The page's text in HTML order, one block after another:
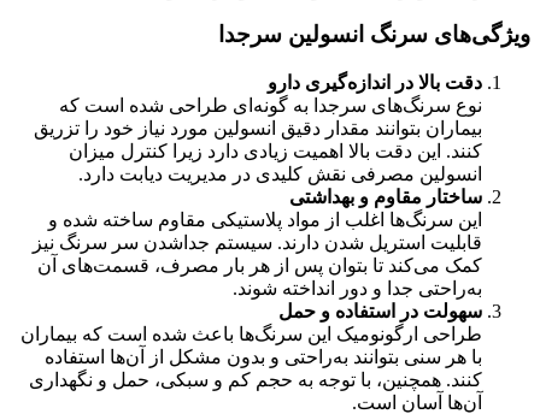
ویژگی‌های سرنگ انسولین سرجدا
دقت بالا در اندازه‌گیری دارو
نوع سرنگ‌های سرجدا به گونه‌ای طراحی شده است که
بیماران بتوانند مقدار دقیق انسولین مورد نیاز خود را تزریق
کنند. این دقت بالا اهمیت زیادی دارد زیرا کنترل میزان
انسولین مصرفی نقش کلیدی در مدیریت دیابت دارد.
ساختار مقاوم و بهداشتی
این سرنگ‌ها اغلب از مواد پلاستیکی مقاوم ساخته شده و
قابلیت استریل شدن دارند. سیستم جداشدن سر سرنگ نیز
کمک می‌کند تا بتوان پس از هر بار مصرف، قسمت‌های آن
به‌راحتی جدا و دور انداخته شوند.
سهولت در استفاده و حمل
طراحی ارگونومیک این سرنگ‌ها باعث شده است که بیماران
با هر سنی بتوانند به‌راحتی و بدون مشکل از آن‌ها استفاده
کنند. همچنین، با توجه به حجم کم و سبکی، حمل و نگهداری
آن‌ها آسان است.